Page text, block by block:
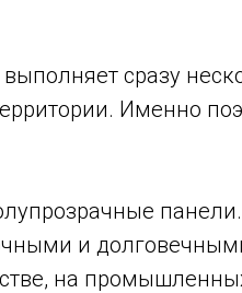
сразу
Именно
и
на